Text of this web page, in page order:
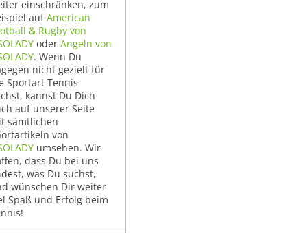
einschränken, zum
aufAmerican
& Rugby von
oder Angeln von
. Wenn Du
nicht gezielt für
Sportart Tennis
kannst Du Dich
auf unserer Seite
sämtlichen
von
umsehen. Wir
dass Du bei uns
was Du suchst,
wünschen Dir weiter
Spaß und Erfolg beim